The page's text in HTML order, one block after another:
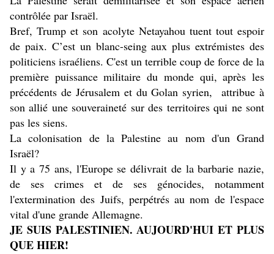
contrôlée par Israël.
Bref, Trump et son acolyte Netayahou tuent tout espoir
de paix. C’est un blanc-seing aux plus extrémistes des
politiciens israéliens. C'est un terrible coup de force de la
première puissance militaire du monde qui, après les
précédents de Jérusalem et du Golan syrien, attribue à
son allié une souveraineté sur des territoires qui ne sont
pas les siens.
La colonisation de la Palestine au nom d'un Grand
Israël?
Il y a 75 ans, l'Europe se délivrait de la barbarie nazie,
de ses crimes et de ses génocides, notamment
l'extermination des Juifs, perpétrés au nom de l'espace
vital d'une grande Allemagne.
JE SUIS PALESTINIEN. AUJOURD'HUI ET PLUS
QUE HIER!